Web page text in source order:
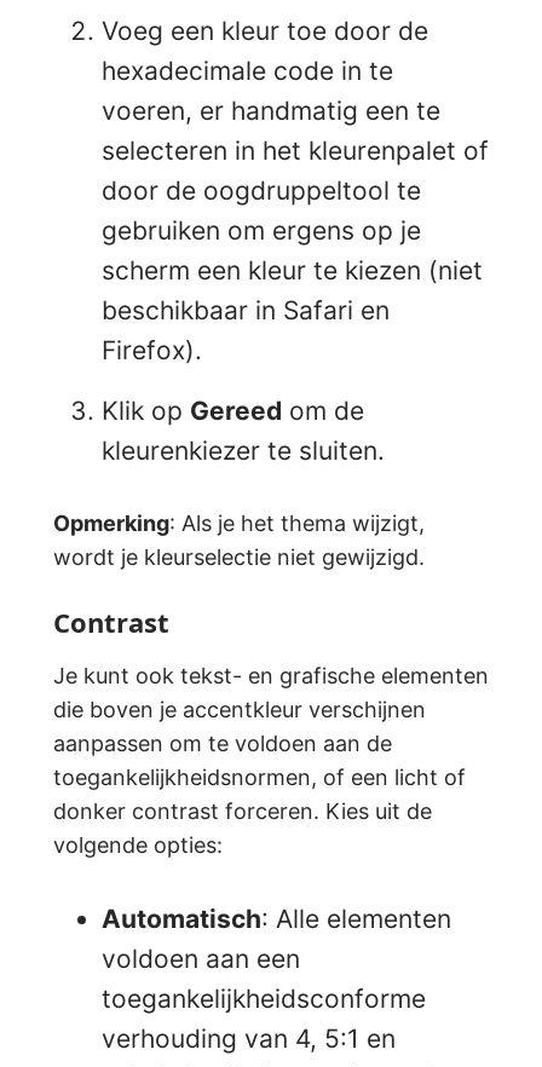
Voeg een kleur toe door de
hexadecimale code in te
voeren, er handmatig een te
selecteren in het kleurenpalet of
door de oogdruppeltool te
gebruiken om ergens op je
scherm een kleur te kiezen (niet
beschikbaar in Safari en
Firefox).
Klik op Gereed om de
kleurenkiezer te sluiten.
Opmerking: Als je het thema wijzigt,
wordt je kleurselectie niet gewijzigd.
Contrast
Je kunt ook tekst- en grafische elementen
die boven je accentkleur verschijnen
aanpassen om te voldoen aan de
toegankelijkheidsnormen, of een licht of
donker contrast forceren. Kies uit de
volgende opties:
Automatisch: Alle elementen
voldoen aan een
toegankelijkheidsconforme
verhouding van 4, 5:1 en